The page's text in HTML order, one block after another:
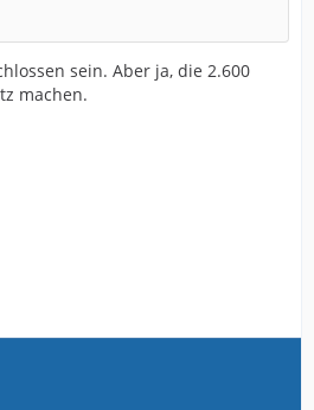
sein. Aber ja, die 2.600
machen.